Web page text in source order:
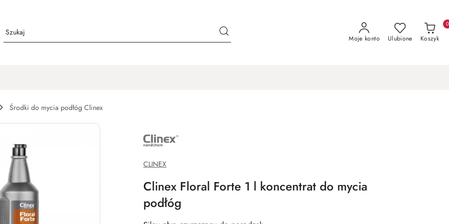
Moje konto Ulubione Koszyk
0
Środki do mycia podłóg Clinex
PRODUCENTA:
CLINEX
CHEMIA
CLINEX
Clinex Floral Forte 1 l koncentrat do mycia
podłóg